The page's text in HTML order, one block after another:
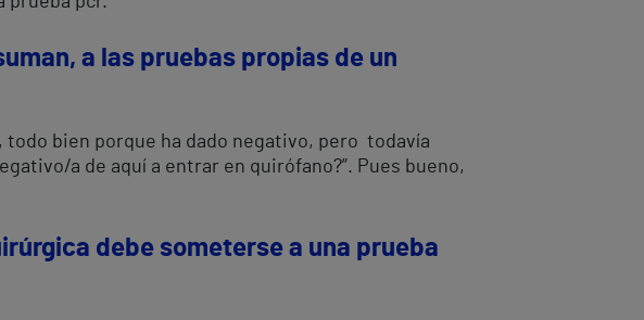
a las pruebas propias de un
bien porque ha dado negativo, pero todavía
a de aquí a entrar en quirófano?”. Pues bueno,
debe someterse a una prueba